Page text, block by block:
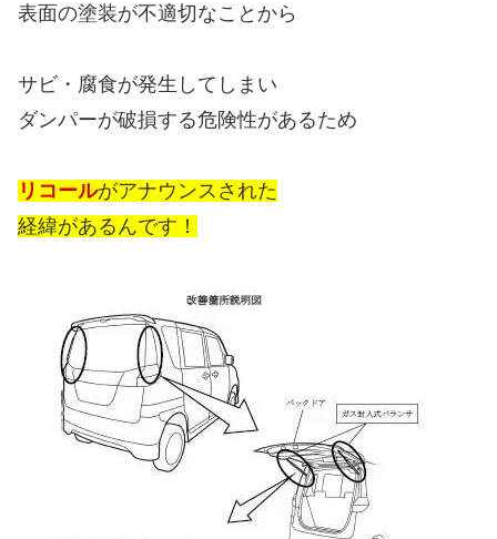
表面の塗装が不適切なことから
サビ・腐食が発生してしまい
ダンパーが破損する危険性があるため
リコールがアナウンスされた
経緯があるんです！